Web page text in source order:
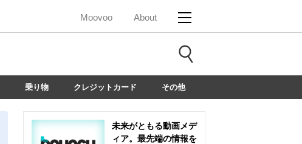
Moovoo About
乗り物 クレジットカード その他
未来がともる動画メデ
ィア。最先端の情報を